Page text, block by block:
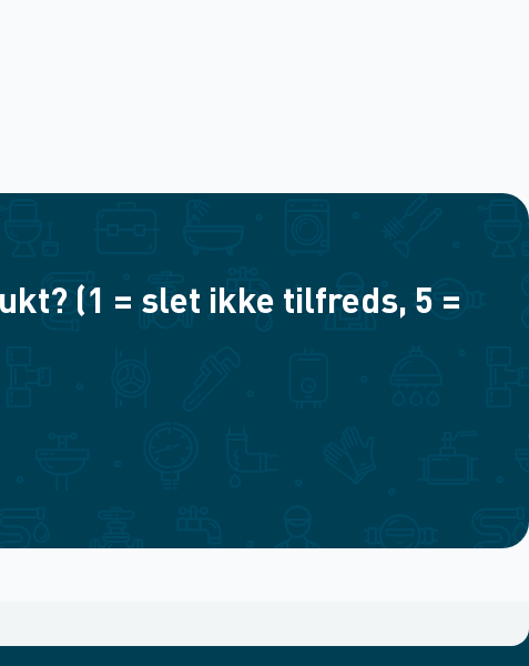
(1 = slet ikke tilfreds, 5 =